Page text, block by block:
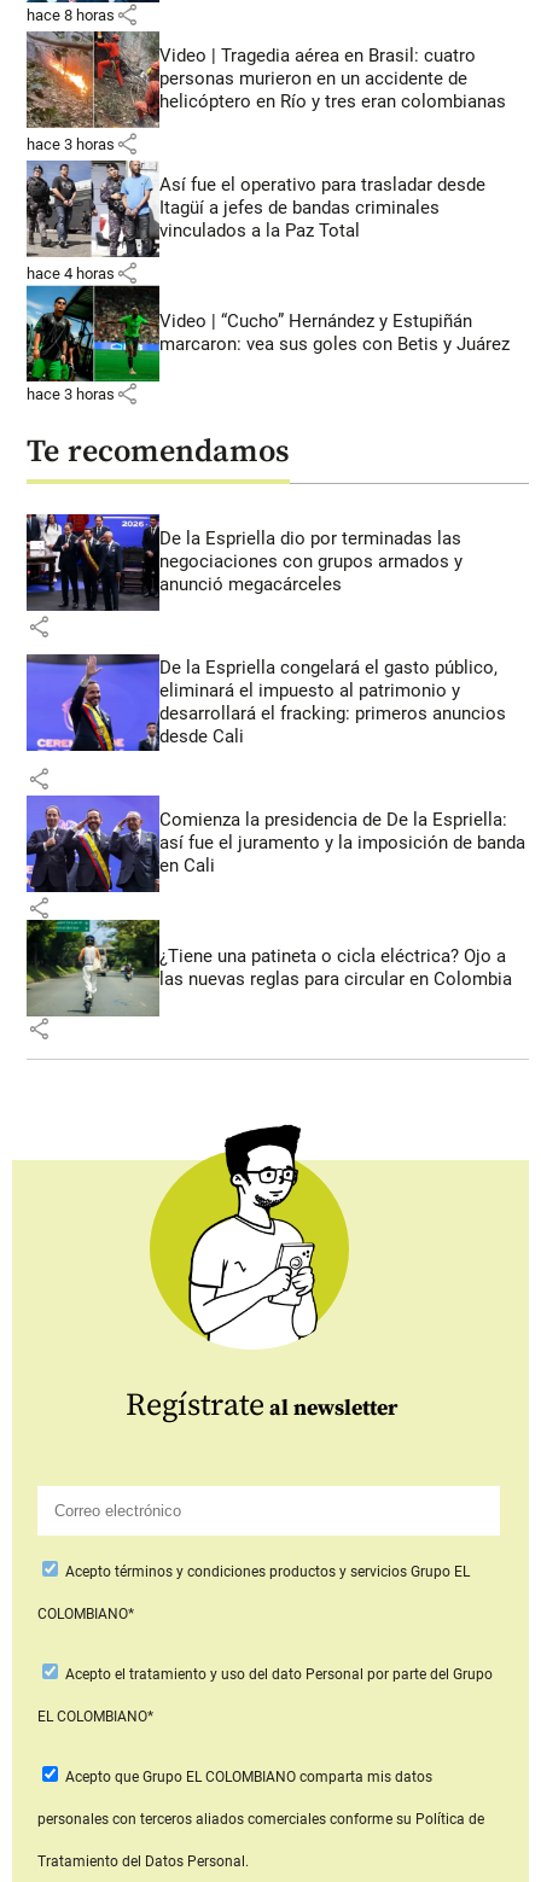
hace 8 horas share
Video | Tragedia aérea en Brasil: cuatro
personas murieron en un accidente de
helicóptero en Río y tres eran colombianas
hace 3 horas share
Así fue el operativo para trasladar desde
Itagüí a jefes de bandas criminales
vinculados a la Paz Total
hace 4 horas share
Video | “Cucho” Hernández y Estupiñán
marcaron: vea sus goles con Betis y Juárez
hace 3 horas share
Te recomendamos
De la Espriella dio por terminadas las
negociaciones con grupos armados y
anunció megacárceles
share
De la Espriella congelará el gasto público,
eliminará el impuesto al patrimonio y
desarrollará el fracking: primeros anuncios
desde Cali
share
Comienza la presidencia de De la Espriella:
así fue el juramento y la imposición de banda
en Cali
share
¿Tiene una patineta o cicla eléctrica? Ojo a
las nuevas reglas para circular en Colombia
share
Regístrate al newsletter
Aceptotérminos y condiciones productos y serviciosGrupo EL
COLOMBIANO*
Acepto el tratamiento y uso del dato Personal por parte del Grupo
EL COLOMBIANO*
Acepto que Grupo EL COLOMBIANOcomparta mis datos
personales con terceros aliados comerciales conforme su Política de
Tratamiento del Datos Personal.